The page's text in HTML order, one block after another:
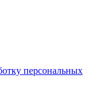
персональных